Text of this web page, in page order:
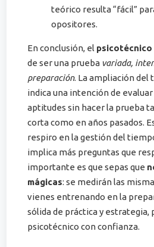
teórico resulta “fácil”
opositores.
En conclusión, el psicotécnico
de ser una prueba variada,
preparación. La ampliación del
indica una intención de
aptitudes sin hacer la prueba
corta como en años pasados​.
respiro en la gestión del
implica más preguntas que
importante es que sepas que
mágicas: se medirán las
vienes entrenando en la
sólida de práctica y estrategia,
psicotécnico con confianza.